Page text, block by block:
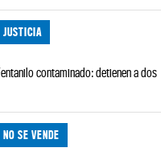
JUSTICIA
contaminado: detienen a dos
NO SE VENDE